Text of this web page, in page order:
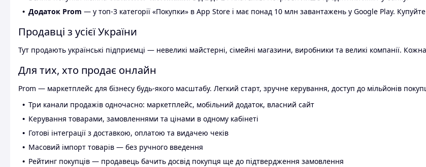
Додаток Prom — у топ-3 категорії «Покупки» в App Store і має понад 10 млн завантажень у Google Play.
Продавці з усієї України
Тут продають українські підприємці — невеликі майстерні, сімейні магазини, виробники та великі компанії.
Для тих, хто продає онлайн
Prom — маркетплейс для бізнесу будь-якого масштабу. Легкий старт, зручне керування, доступ до мільйонів
Три канали продажів одночасно: маркетплейс, мобільний додаток, власний сайт
Керування товарами, замовленнями та цінами в одному кабінеті
Готові інтеграції з доставкою, оплатою та видачею чеків
Масовий імпорт товарів — без ручного введення
Рейтинг покупців — продавець бачить досвід покупця ще до підтвердження замовлення